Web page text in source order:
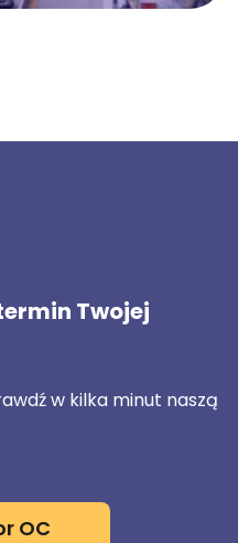
Twojej
w kilka minut naszą
OC